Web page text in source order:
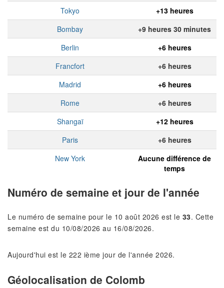
Tokyo
+13 heures
Bombay
+9 heures 30 minutes
Berlin
+6 heures
Francfort
+6 heures
Madrid
+6 heures
Rome
+6 heures
Shangaï
+12 heures
Paris
+6 heures
New York
Aucune différence de
temps
Numéro de semaine et jour de l'année
Le numéro de semaine pour le 10 août 2026 est le 33. Cette
semaine est du 10/08/2026 au 16/08/2026.
Aujourd'hui est le 222 ième jour de l'année 2026.
Géolocalisation de Colomb